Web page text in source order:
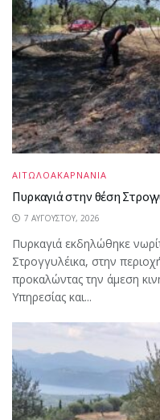
ΑΙΤΩΛΟΑΚΑΡΝΑΝΙΑ
Πυρκαγιά στην θέση
7 ΑΥΓΟΎΣΤΟΥ, 2026
Πυρκαγιά εκδηλώθηκε
Στρογγυλέικα, στην
προκαλώντας την άμεση
Υπηρεσίας και...